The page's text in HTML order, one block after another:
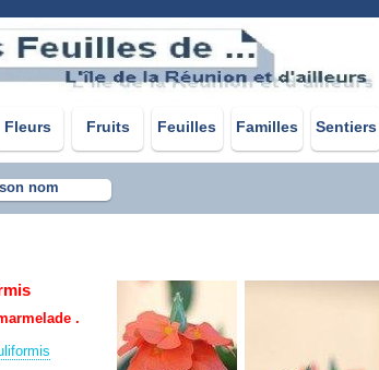
Fleurs Fruits Feuilles Familles Sentiers
nom
.